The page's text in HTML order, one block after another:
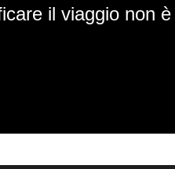
il viaggio non